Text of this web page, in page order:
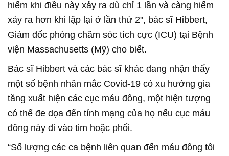
hiếm khi điều này xảy ra dù chỉ 1 lần và càng hiếm
xảy ra hơn khi lặp lại ở lần thứ 2", bác sĩ Hibbert,
Giám đốc phòng chăm sóc tích cực (ICU) tại Bệnh
viện Massachusetts (Mỹ) cho biết.
Bác sĩ Hibbert và các bác sĩ khác đang nhận thấy
một số bệnh nhân mắc Covid-19 có xu hướng gia
tăng xuất hiện các cục máu đông, một hiện tượng
có thể đe dọa đến tính mạng của họ nếu cục máu
đông này đi vào tim hoặc phổi.
“Số lượng các ca bệnh liên quan đến máu đông tôi